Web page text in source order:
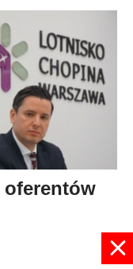
oferentów